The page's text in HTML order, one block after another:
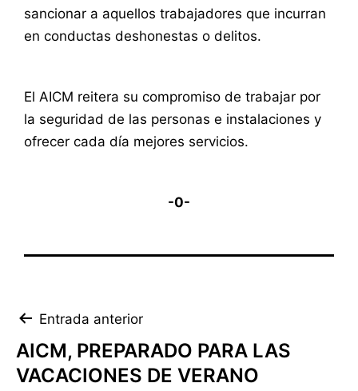
sancionar a aquellos trabajadores que incurran
en conductas deshonestas o delitos.
El AICM reitera su compromiso de trabajar por
la seguridad de las personas e instalaciones y
ofrecer cada día mejores servicios.
-0-
Navegación
de
Entrada anterior
AICM, PREPARADO PARA LAS
VACACIONES DE VERANO